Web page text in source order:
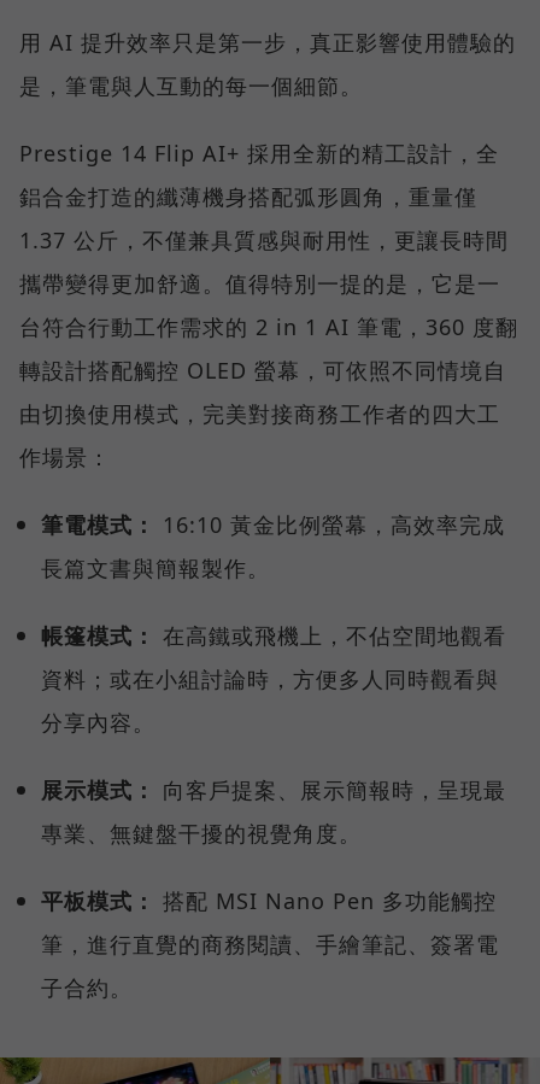
用 AI 提升效率只是第一步，真正影響使用體驗的
是，筆電與人互動的每一個細節。
Prestige 14 Flip AI+ 採用全新的精工設計，全
鋁合金打造的纖薄機身搭配弧形圓角，重量僅
1.37 公斤，不僅兼具質感與耐用性，更讓長時間
攜帶變得更加舒適。值得特別一提的是，它是一
台符合行動工作需求的 2 in 1 AI 筆電，360 度翻
轉設計搭配觸控 OLED 螢幕，可依照不同情境自
由切換使用模式，完美對接商務工作者的四大工
作場景：
筆電模式：
16:10 黃金比例螢幕，高效率完成
長篇文書與簡報製作。
帳篷模式： 在高鐵或飛機上，不佔空間地觀看
資料；或在小組討論時，方便多人同時觀看與
分享內容。
展示模式：
向客戶提案、展示簡報時，呈現最
專業、無鍵盤干擾的視覺角度。
平板模式： 搭配 MSI Nano Pen 多功能觸控
筆，進行直覺的商務閱讀、手繪筆記、簽署電
子合約。